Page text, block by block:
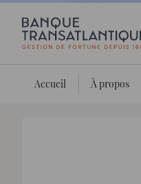
Accueil À propos